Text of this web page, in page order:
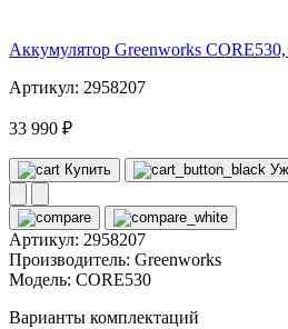
Аккумулятор Greenworks
Артикул: 2958207
33 990 ₽
Купить
Артикул: 2958207
Производитель: Greenworks
Модель: CORE530
Варианты комплектаций